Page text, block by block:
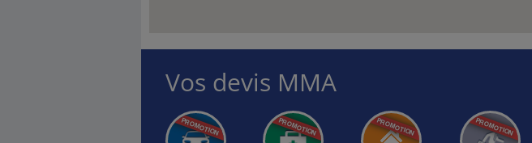
Vos devis MMA